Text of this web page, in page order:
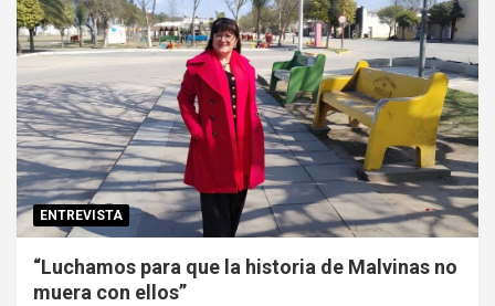
ENTREVISTA
“Luchamos para que la historia de Malvinas no
muera con ellos”